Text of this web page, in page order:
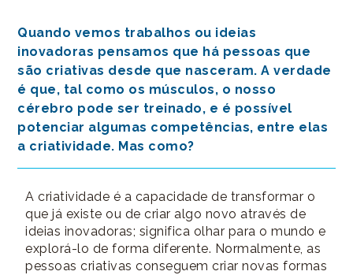
Quando vemos trabalhos ou ideias
inovadoras pensamos que há pessoas que
são criativas desde que nasceram. A verdade
é que, tal como os músculos, o nosso
cérebro pode ser treinado, e é possível
potenciar algumas competências, entre elas
a criatividade. Mas como?
A criatividade é a capacidade de transformar o
que já existe ou de criar algo novo através de
ideias inovadoras; significa olhar para o mundo e
explorá-lo de forma diferente. Normalmente, as
pessoas criativas conseguem criar novas formas